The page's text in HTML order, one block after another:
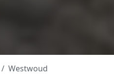
Westwoud